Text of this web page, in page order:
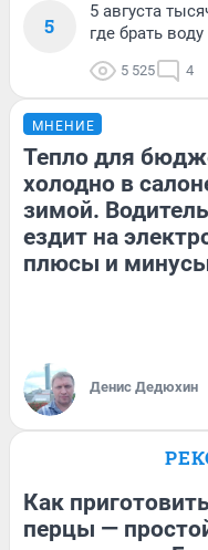
5
5 августа
где брать воду
5 525 4
МНЕНИЕ
Тепло для
холодно в
зимой.
ездит на
плюсы и
Денис Дедюхин
Как
перцы —